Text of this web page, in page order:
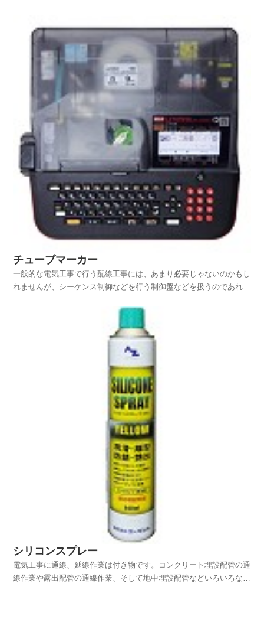
線器具からの電線の取外しです。ですから私の中では『プレ...
チューブマーカー
一般的な電気工事で行う配線工事には、あまり必要じゃないのかもし
れませんが、シーケンス制御などを行う制御盤などを扱うのであれ
で行うような電気工事では、あまり使うことのない『チューブマーカ
ー』ですが、シーケンス制御などを行うための制御盤の端子...
シリコンスプレー
電気工事に通線、延線作業は付き物です。コンクリート埋設配管の通
線作業や露出配管の通線作業、そして地中埋設配管などいろいろな種